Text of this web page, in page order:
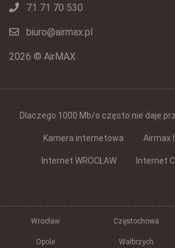
71 71 70 530
biuro@airmax.pl
2026 © AirMAX
Dlaczego 1000 Mb/s często nie daje
Kamera internetowa Airmax
Internet WROCŁAW Internet
Wrocław Częstochowa
Opole Wałbrzych